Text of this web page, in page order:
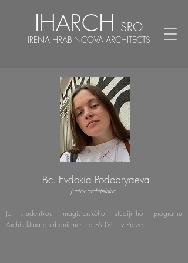
IHARCH SRO
IRENA HRABINCOVÁ ARCHITECTS
Bc. Evdokia Podobryaeva
junior architektka
Je studentkou magisterského studijního programu
Architektura a urbanismus na FA ČVUT v Praze